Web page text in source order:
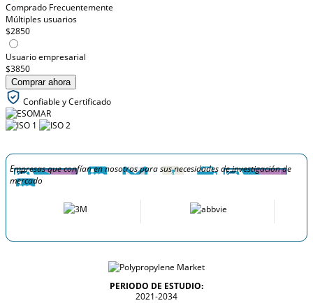
Comprado Frecuentemente
Múltiples usuarios
$2850
Usuario empresarial
$3850
Comprar ahora
Confiable y Certificado
Empresas que confían en nosotros para sus necesidades de investigación de
mercado
PERIODO DE ESTUDIO:
2021-2034